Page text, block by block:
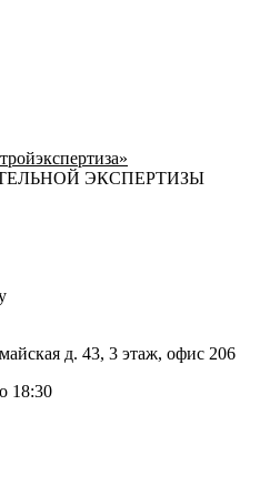
ЭКСПЕРТИЗЫ
д. 43, 3 этаж, офис 206
18:30